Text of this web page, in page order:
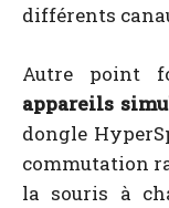
différents
Autre point
appareils
dongle
commutation
la souris à